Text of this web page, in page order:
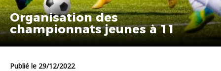
Organisation des
championnats jeunes à 11
Publié le 29/12/2022